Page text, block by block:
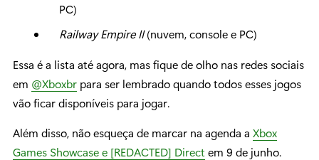
PC)
Railway Empire II(nuvem, console e PC)
Essa é a lista até agora, mas fique de olho nas redes sociais
em @Xboxbr para ser lembrado quando todos esses jogos
vão ficar disponíveis para jogar.
Além disso, não esqueça de marcar na agenda a Xbox
Games Showcase e [REDACTED] Direct em 9 de junho.